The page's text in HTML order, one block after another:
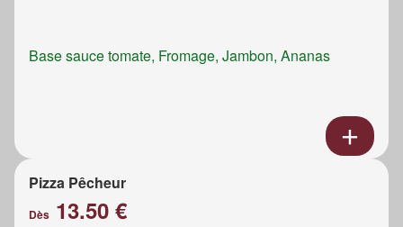
Base sauce tomate, Fromage, Jambon, Ananas
Pizza Pêcheur
Dès 13.50 €